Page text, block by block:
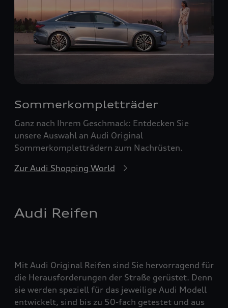
Sommerkompletträder
Ganz nach Ihrem Geschmack: Entdecken Sie
unsere Auswahl an Audi Original
Sommerkompletträdern zum Nachrüsten.
Zur Audi Shopping World
Audi Reifen
Mit Audi Original Reifen sind Sie hervorragend für
die Herausforderungen der Straße gerüstet. Denn
sie werden speziell für das jeweilige Audi Modell
entwickelt, sind bis zu 50-fach getestet und aus